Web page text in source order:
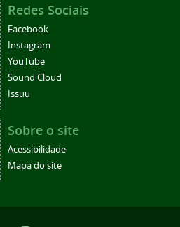
Redes Sociais
Facebook
Instagram
YouTube
Sound Cloud
Issuu
Sobre o site
Acessibilidade
Mapa do site